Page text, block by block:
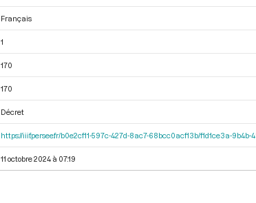
Français
1
170
170
Décret
https://iiif.persee.fr/b0e2cf11-597c-427d-8ac7-68bcc0acf13b/f1d1ce3a-
11 octobre 2024 à 07:19